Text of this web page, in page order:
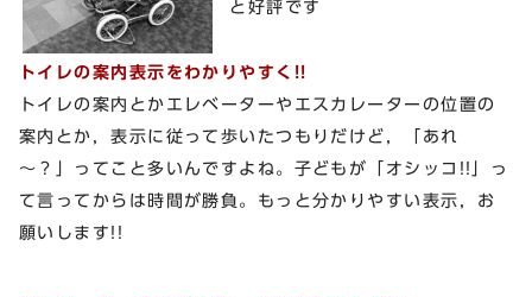
と好評です
トイレの案内表示をわかりやすく!!
トイレの案内とかエレベーターやエスカレーターの位置の
案内とか，表示に従って歩いたつもりだけど，「あれ
～？」ってこと多いんですよね。子どもが「オシッコ!!」っ
て言ってからは時間が勝負。もっと分かりやすい表示，お
願いします!!